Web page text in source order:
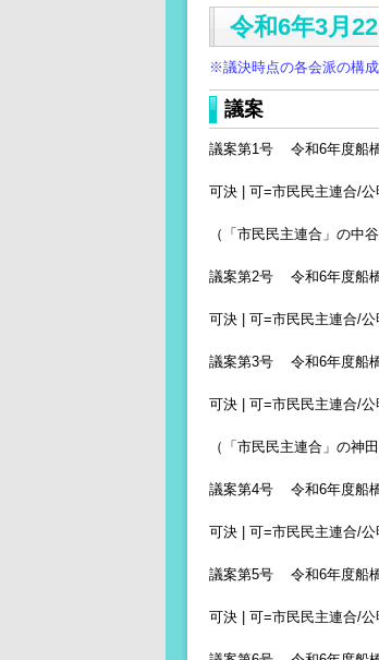
令和6年3月
※議決時点の各会派の構
議案
議案第1号 令和6年度船
可決 | 可=市民民主連合/
（「市民民主連合」の中
議案第2号 令和6年度船
可決 | 可=市民民主連合/
議案第3号 令和6年度船
可決 | 可=市民民主連合/
（「市民民主連合」の神
議案第4号 令和6年度船
可決 | 可=市民民主連合/
議案第5号 令和6年度船
可決 | 可=市民民主連合/